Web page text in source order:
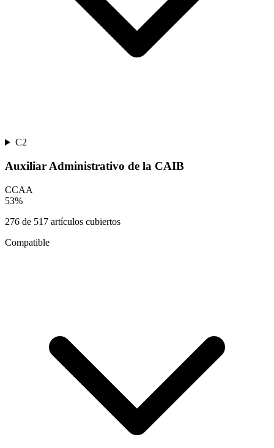
C2
Auxiliar Administrativo de la CAIB
CCAA
53%
276 de 517 artículos cubiertos
Compatible